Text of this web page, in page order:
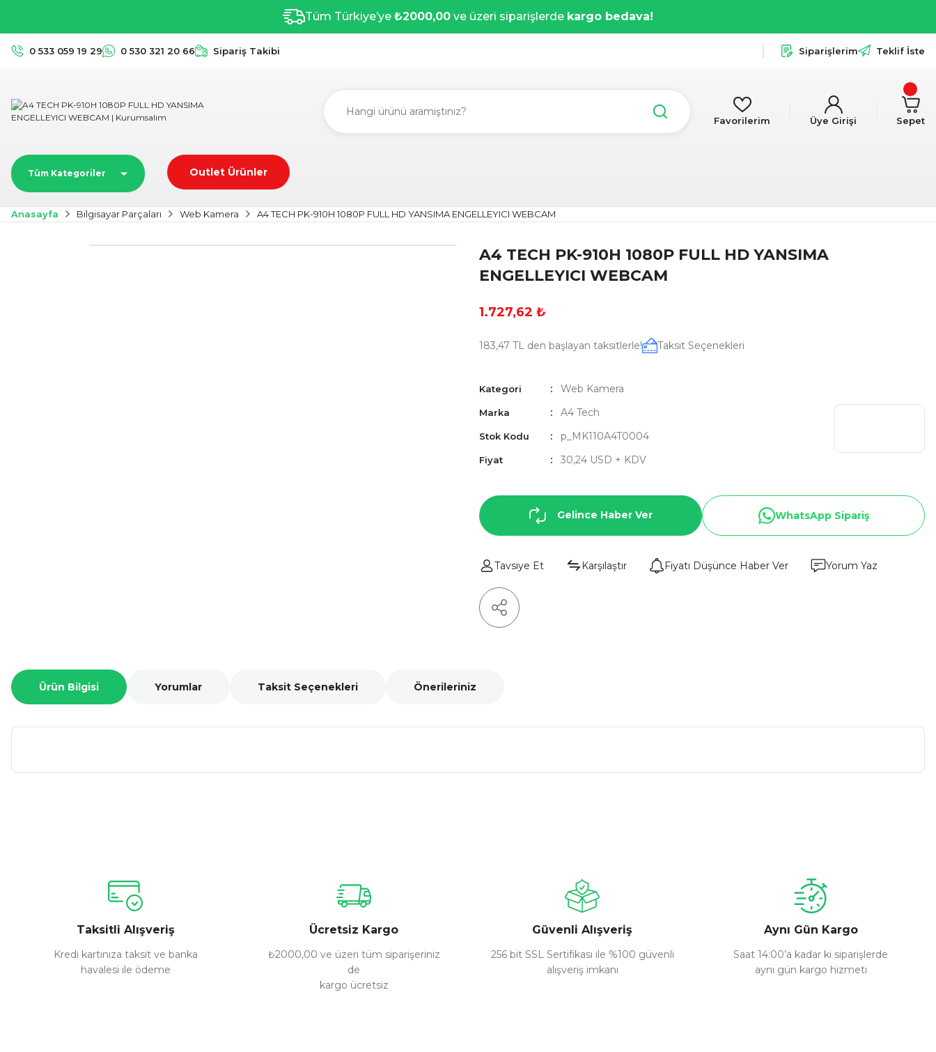
Tüm Türkiye’ye ₺2000,00 ve üzeri siparişlerde kargo bedava!
0 533 059 19 29 0 530 321 20 66 Sipariş Takibi Siparişlerim Teklif İste
Favorilerim Üye Girişi Sepet
Tüm Kategoriler Outlet Ürünler
Anasayfa Bilgisayar Parçaları Web Kamera A4 TECH PK-910H 1080P FULL HD YANSIMA ENGELLEYICI WEBCAM
A4 TECH PK-910H 1080P FULL HD YANSIMA
ENGELLEYICI WEBCAM
1.727,62 ₺
183,47 TL den başlayan taksitlerle! Taksit Seçenekleri
Kategori Web Kamera
Marka A4 Tech
Stok Kodu p_MK110A4T0004
Fiyat 30,24 USD + KDV
Gelince Haber Ver WhatsApp Sipariş
Tavsiye Et Karşılaştır Fiyatı Düşünce Haber Ver Yorum Yaz
Ürün Bilgisi Yorumlar Taksit Seçenekleri Önerileriniz
Ürün açıklamasında eksik bilgiler bulunuyor.
Ürün bilgilerinde hatalar bulunuyor.
Ürün fiyatı diğer sitelerden daha pahalı.
Bu ürüne benzer farklı alternatifler olmalı.
Taksitli Alışveriş
Kredi kartınıza taksit ve banka
havalesi ile ödeme
Ücretsiz Kargo
₺2000,00 ve üzeri tüm siparişeriniz
de
kargo ücretsiz
Güvenli Alışveriş
256 bit SSL Sertifikası ile %100 güvenli
alışveriş imkanı
Aynı Gün Kargo
Saat 14:00’a kadar ki siparişlerde
aynı gün kargo hizmeti